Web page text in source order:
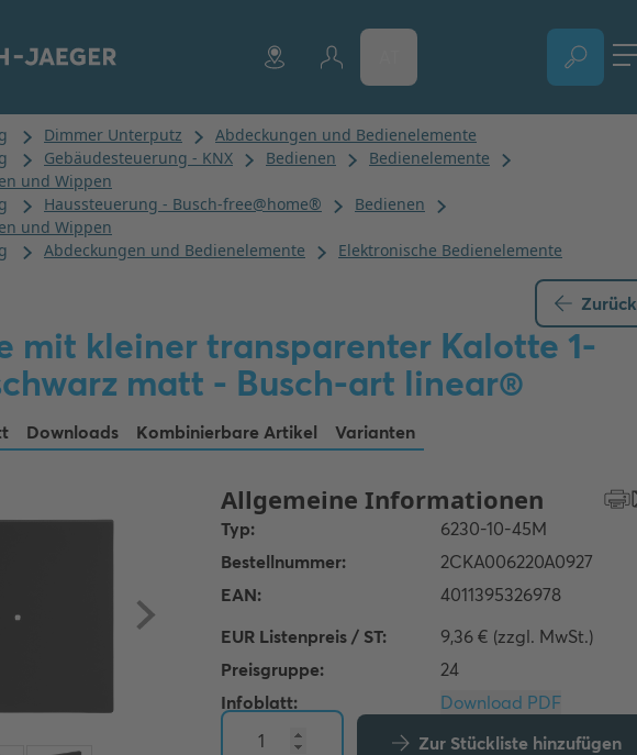
Zurück
mit kleiner transparenter Kalotte 1-
matt - Busch-art linear®
Downloads Kombinierbare Artikel Varianten
EUR Listenpreis / ST:
9,36 € (zzgl. MwSt.)
Preisgruppe:
24
Infoblatt:
Download PDF
Zur Stückliste hinzufügen